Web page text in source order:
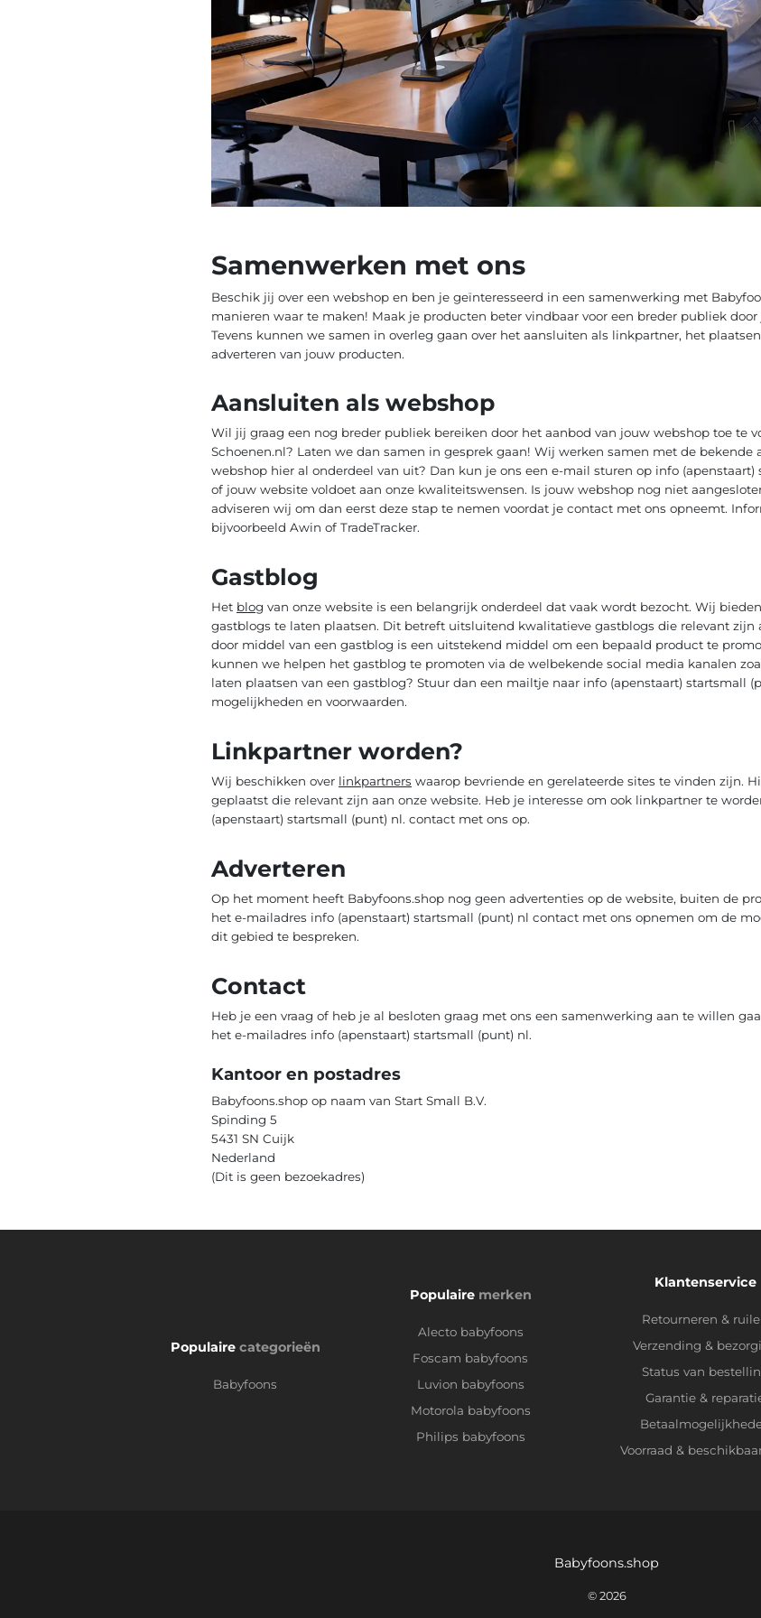
Samenwerken met ons
Beschik jij over een webshop en ben je geïnteresseerd in een samenwerking met
manieren waar te maken! Maak je producten beter vindbaar voor een breder publiek
Tevens kunnen we samen in overleg gaan over het aansluiten als linkpartner, het
adverteren van jouw producten.
Aansluiten als webshop
Wil jij graag een nog breder publiek bereiken door het aanbod van jouw webshop toe te
Schoenen.nl? Laten we dan samen in gesprek gaan! Wij werken samen met de
webshop hier al onderdeel van uit? Dan kun je ons een e-mail sturen op info
of jouw website voldoet aan onze kwaliteitswensen. Is jouw webshop nog niet
adviseren wij om dan eerst deze stap te nemen voordat je contact met ons opneemt.
bijvoorbeeld Awin of TradeTracker.
Gastblog
Het blog van onze website is een belangrijk onderdeel dat vaak wordt bezocht. Wij
gastblogs te laten plaatsen. Dit betreft uitsluitend kwalitatieve gastblogs die relevant zijn
door middel van een gastblog is een uitstekend middel om een bepaald product te
kunnen we helpen het gastblog te promoten via de welbekende social media kanalen
laten plaatsen van een gastblog? Stuur dan een mailtje naar info (apenstaart) startsmall
mogelijkheden en voorwaarden.
Linkpartner worden?
Wij beschikken over linkpartners waarop bevriende en gerelateerde sites te vinden zijn.
geplaatst die relevant zijn aan onze website. Heb je interesse om ook linkpartner te
(apenstaart) startsmall (punt) nl. contact met ons op.
Adverteren
Op het moment heeft Babyfoons.shop nog geen advertenties op de website, buiten de
het e-mailadres info (apenstaart) startsmall (punt) nl contact met ons opnemen om de
dit gebied te bespreken.
Contact
Heb je een vraag of heb je al besloten graag met ons een samenwerking aan te willen
het e-mailadres info (apenstaart) startsmall (punt) nl.
Kantoor en postadres
Babyfoons.shop op naam van Start Small B.V.
Spinding 5
5431 SN Cuijk
Nederland
(Dit is geen bezoekadres)
Populaire categorieën
Babyfoons
Populaire merken
Alecto babyfoons
Foscam babyfoons
Luvion babyfoons
Motorola babyfoons
Philips babyfoons
Klantenservice
Retourneren &
Verzending &
Status van
Garantie &
Voorraad &
Babyfoons.shop
© 2026